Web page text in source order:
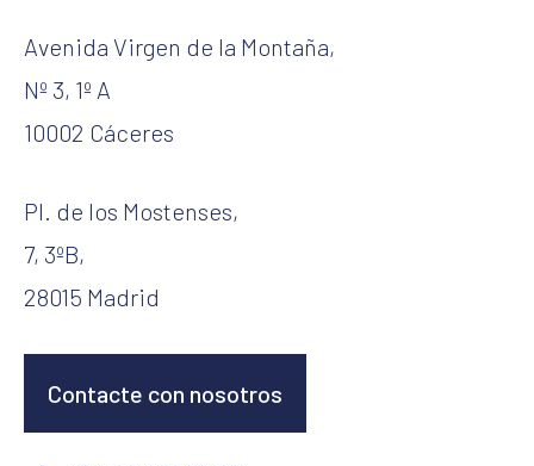
Avenida Virgen de la Montaña,
Nº 3, 1º A
10002 Cáceres
Pl. de los Mostenses,
7, 3ºB,
28015 Madrid
Contacte con nosotros